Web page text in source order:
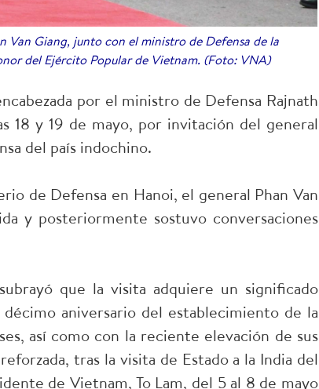
Van Giang, junto con el ministro de Defensa de la
del Ejército Popular de Vietnam. (Foto: VNA)
por el ministro de Defensa Rajnath
18 y 19 de mayo, por invitación del general
del país indochino.
de Defensa en Hanoi, el general Phan Van
y posteriormente sostuvo conversaciones
que la visita adquiere un significado
aniversario del establecimiento de la
así como con la reciente elevación de sus
tras la visita de Estado a la India del
de Vietnam, To Lam, del 5 al 8 de mayo